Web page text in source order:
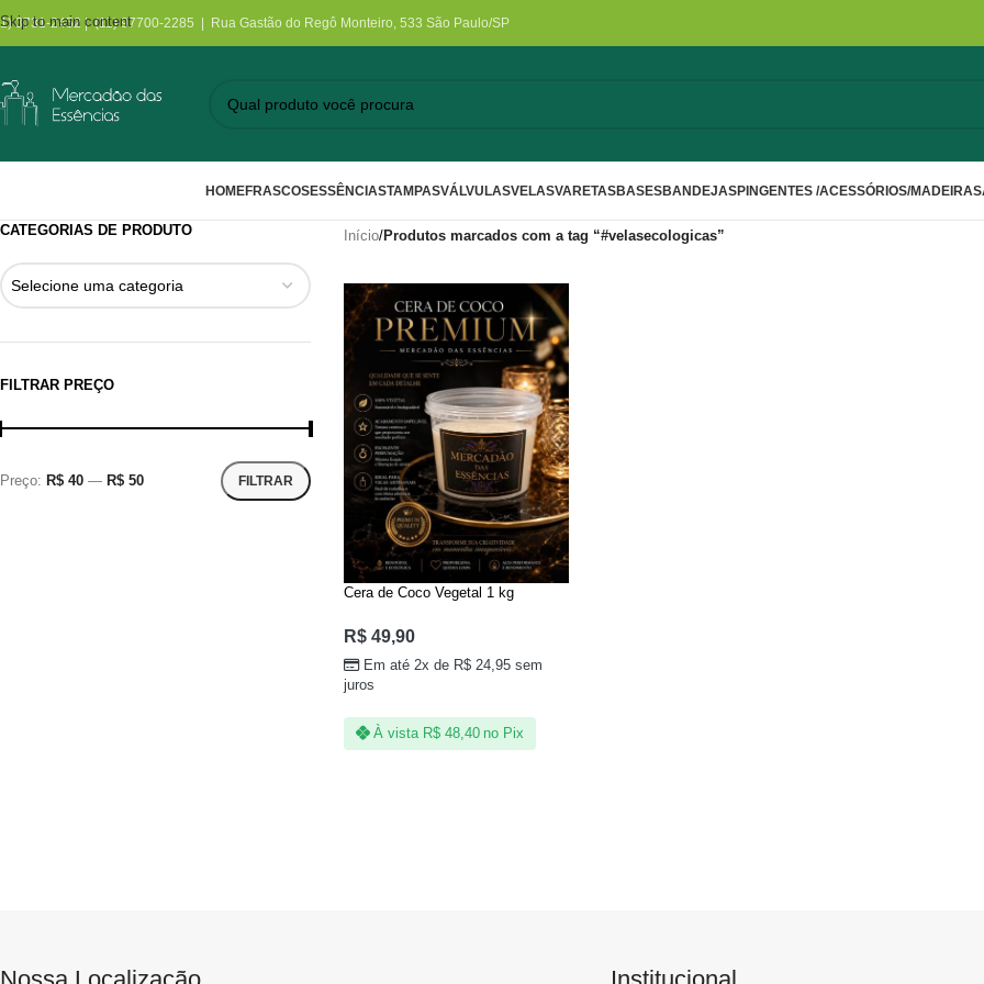
Skip to main content
3731-2452 | (11) 97700-2285 | Rua Gastão do Regô Monteiro, 533 São Paulo/SP
HOMEFRASCOSESSÊNCIASTAMPASVÁLVULASVELASVARETASBASESBANDEJASPINGENTES /ACESSÓRIOS/MADEIRA
CATEGORIAS DE PRODUTO
Selecione uma categoria
FILTRAR PREÇO
FILTRAR
Preço: R$ 40 — R$ 50
Início/Produtos marcados com a tag “#velasecologicas”
Cera de Coco Vegetal 1 kg
R$49,90
Em até 2x de R$ 24,95 sem
juros
À vista R$48,40 no Pix